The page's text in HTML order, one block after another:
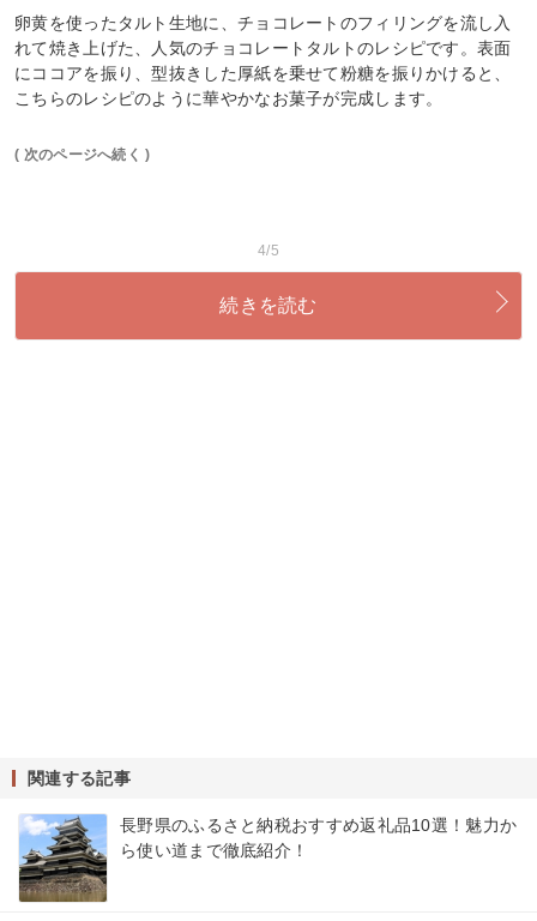
卵黄を使ったタルト生地に、チョコレートのフィリングを流し入
れて焼き上げた、人気のチョコレートタルトのレシピです。表面
にココアを振り、型抜きした厚紙を乗せて粉糖を振りかけると、
こちらのレシピのように華やかなお菓子が完成します。
( 次のページへ続く )
4/5
続きを読む
関連する記事
長野県のふるさと納税おすすめ返礼品10選！魅力か
ら使い道まで徹底紹介！